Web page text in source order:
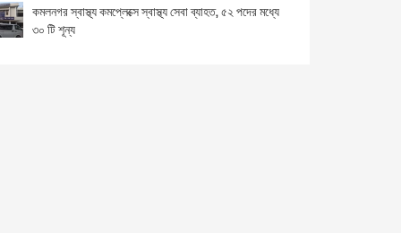
কমলনগর স্বাস্থ্য কমপ্লেক্সে স্বাস্থ্য সেবা ব্যাহত, ৫২ পদের মধ্যে
৩০ টি শূন্য